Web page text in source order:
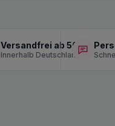
Versandfrei ab 50 €
Innerhalb Deutschlands